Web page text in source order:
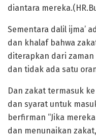
diantara
Sementara dalil ijma’
dan khalaf bahwa
diterapkan dari
dan tidak ada satu
Dan zakat termasuk
dan syarat untuk
berfirman “Jika
dan menunaikan